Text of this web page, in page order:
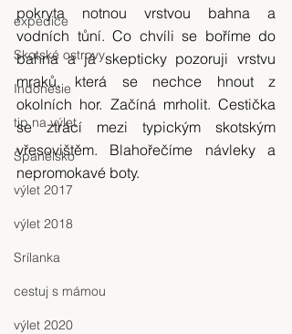
expedice
Skotské ostrovy
Indonésie
tip na výlet
Španělsko
výlet 2017
výlet 2018
Srílanka
cestuj s mámou
výlet 2020
pokryta notnou vrstvou bahna a
vodních tůní. Co chvíli se boříme do
bahna a já skepticky pozoruji vrstvu
mraků, která se nechce hnout z
okolních hor. Začíná mrholit. Cestička
se ztrácí mezi typickým skotským
vřesovištěm. Blahořečíme návleky a
nepromokavé boty.